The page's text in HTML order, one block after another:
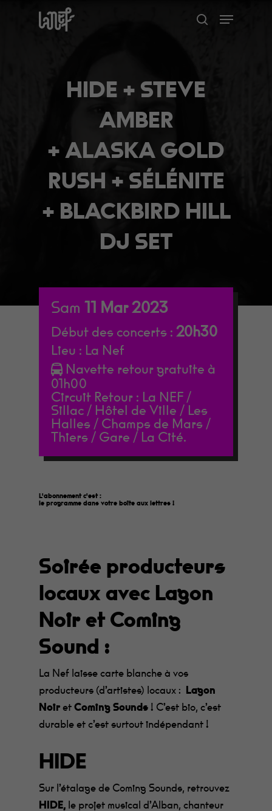
search
Menu
HIDE + STEVE
AMBER
+ ALASKA GOLD
RUSH + SÉLÉNITE
+ BLACKBIRD HILL
DJ SET
Sam 11 Mar 2023
Début des concerts : 20h30
Lieu : La Nef
Navette retour gratuite à
01h00
Circuit Retour : La NEF /
Sillac / Hôtel de Ville / Les
Halles / Champs de Mars /
Thiers / Gare / La Cité.
L'abonnement c'est :
le programme dans votre boîte aux lettres !
Soirée producteurs
locaux avec Lagon
Noir et Coming
Sound :
La Nef laisse carte blanche à vos
producteurs (d’artistes) locaux :
Lagon
Noir etComing Sounds ! C’est bio, c’est
durable et c’est surtout indépendant !
HIDE
Sur l’étalage de Coming Sounds, retrouvez
HIDE, le projet musical d’Alban, chanteur